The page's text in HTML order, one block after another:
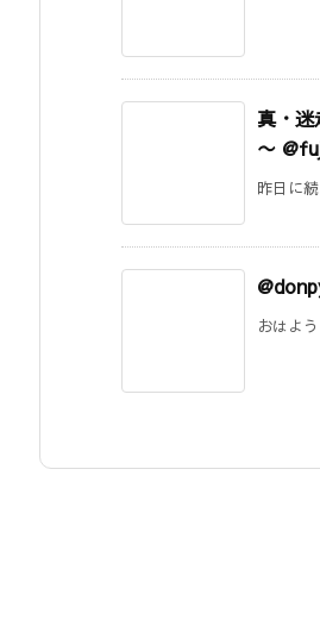
真・迷
〜
昨日に
おはよ